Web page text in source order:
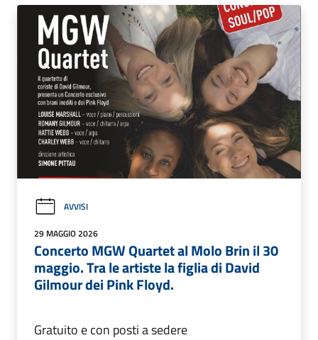
AVVISI
29 MAGGIO 2026
Concerto MGW Quartet al Molo Brin il 30
maggio. Tra le artiste la figlia di David
Gilmour dei Pink Floyd.
Gratuito e con posti a sedere